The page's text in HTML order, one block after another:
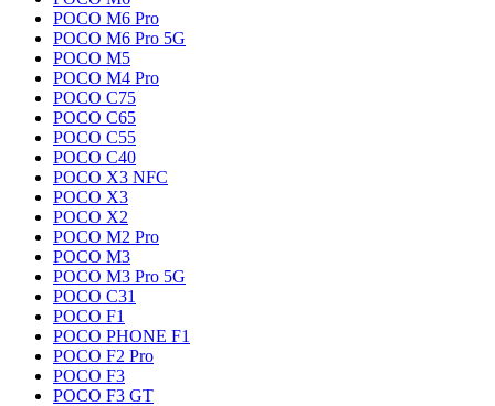
POCO M6 Pro
POCO M6 Pro 5G
POCO M5
POCO M4 Pro
POCO C75
POCO C65
POCO C55
POCO C40
POCO X3 NFC
POCO X3
POCO X2
POCO M2 Pro
POCO M3
POCO M3 Pro 5G
POCO C31
POCO F1
POCO PHONE F1
POCO F2 Pro
POCO F3
POCO F3 GT